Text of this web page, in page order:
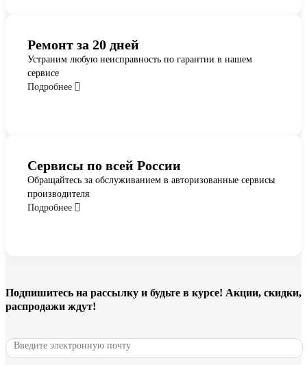
Ремонт за 20 дней
Устраним любую неисправность по гарантии в нашем
сервисе
Подробнее
Сервисы по всей России
Обращайтесь за обслуживанием в авторизованные сервисы
производителя
Подробнее
Подпишитесь на рассылку и будьте в курсе! Акции, скидки,
распродажи ждут!